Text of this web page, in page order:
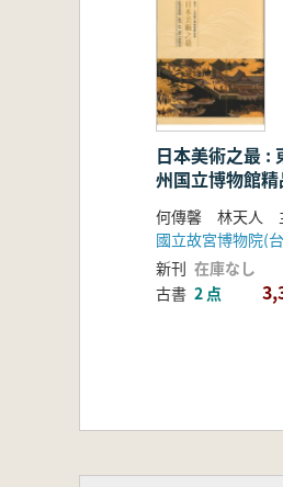
を論じ
日本美術之最 :
州国立博物館
何傳馨 林天人
國立故宮博物院(
新刊 在庫なし
古書 2 点